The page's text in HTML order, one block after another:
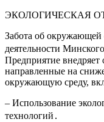
ЭКОЛОГИЧЕСКАЯ
Забота об окружающей
деятельности
Предприятие
направленные на
окружающую среду,
– Использование
технологий․